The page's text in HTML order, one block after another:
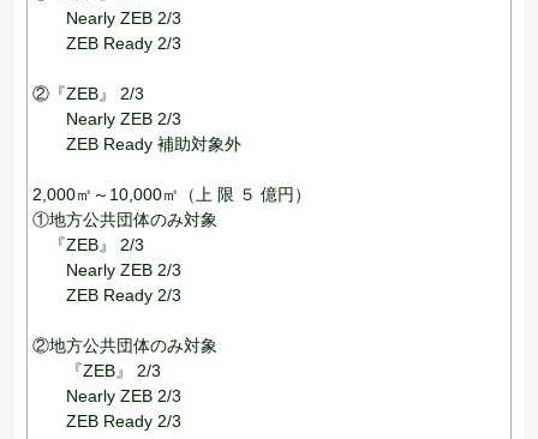
Nearly ZEB 2/3
ZEB Ready 2/3
②『ZEB』 2/3
Nearly ZEB 2/3
ZEB Ready 補助対象外
2,000㎡～10,000㎡（上 限 ５ 億円）
①地方公共団体のみ対象
『ZEB』 2/3
Nearly ZEB 2/3
ZEB Ready 2/3
②地方公共団体のみ対象
『ZEB』 2/3
Nearly ZEB 2/3
ZEB Ready 2/3